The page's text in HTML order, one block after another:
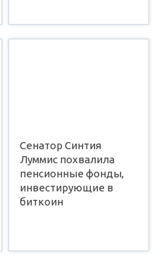
Сенатор Синтия
Луммис похвалила
пенсионные фонды,
инвестирующие в
биткоин